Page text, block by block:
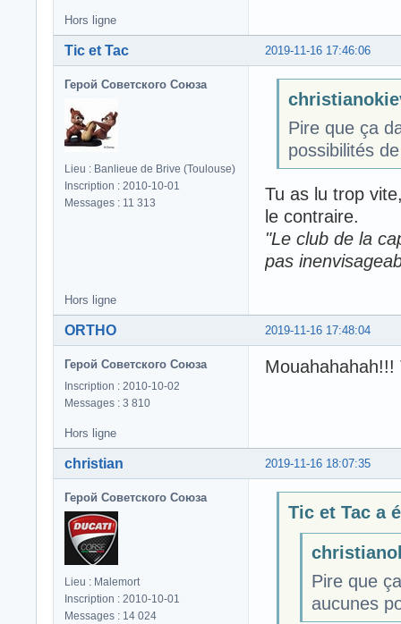
Hors ligne
2019-11-16 17:46:06
Tic et Tac
Герой Советского Союза
Lieu : Banlieue de Brive (Toulouse)
Inscription : 2010-10-01
Messages : 11 313
Pire que ça
possibilités
Tu as lu trop
le contraire.
"Le club de la
pas
Hors ligne
2019-11-16 17:48:04
ORTHO
Герой Советского Союза
Inscription : 2010-10-02
Messages : 3 810
Hors ligne
2019-11-16 18:07:35
christian
Герой Советского Союза
Lieu : Malemort
Inscription : 2010-10-01
Messages : 14 024
Tic et Tac a
Pire que
aucunes